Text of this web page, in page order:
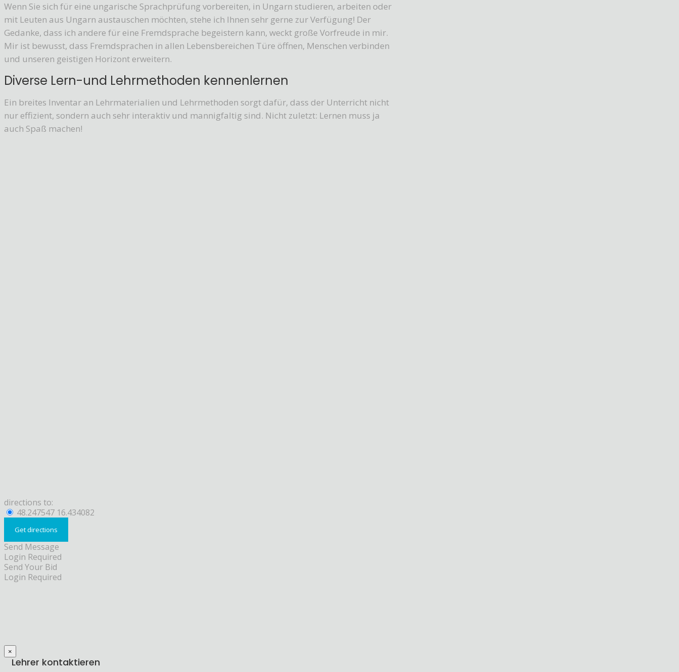
Wenn Sie sich für eine ungarische Sprachprüfung vorbereiten, in Ungarn studieren, arbeiten oder
mit Leuten aus Ungarn austauschen möchten, stehe ich Ihnen sehr gerne zur Verfügung! Der
Gedanke, dass ich andere für eine Fremdsprache begeistern kann, weckt große Vorfreude in mir.
Mir ist bewusst, dass Fremdsprachen in allen Lebensbereichen Türe öffnen, Menschen verbinden
und unseren geistigen Horizont erweitern.
Diverse Lern-und Lehrmethoden kennenlernen
Ein breites Inventar an Lehrmaterialien und Lehrmethoden sorgt dafür, dass der Unterricht nicht
nur effizient, sondern auch sehr interaktiv und mannigfaltig sind. Nicht zuletzt: Lernen muss ja
auch Spaß machen!
directions to:
48.247547 16.434082
Send Message
Login Required
Send Your Bid
Login Required
×
Lehrer kontaktieren